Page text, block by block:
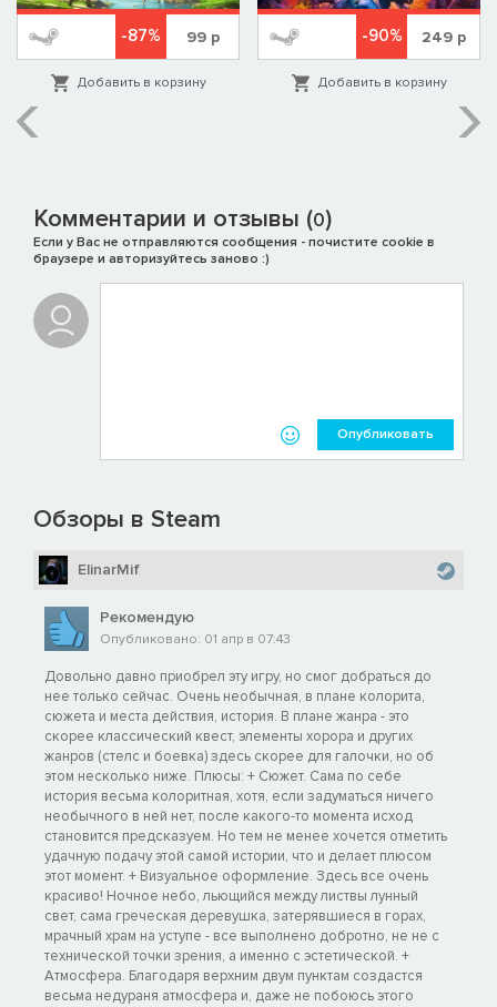
-87% 99р
Добавить в корзину
-90% 249р
Добавить в корзину
Комментарии и отзывы (0)
Если у Вас не отправляются сообщения - почистите cookie в
браузере и авторизуйтесь заново :)
Опубликовать
Обзоры в Steam
ElinarMif
Рекомендую
Опубликовано: 01 апр в 07:43
Довольно давно приобрел эту игру, но смог добраться до
нее только сейчас. Очень необычная, в плане колорита,
сюжета и места действия, история. В плане жанра - это
скорее классический квест, элементы хорора и других
жанров (стелс и боевка) здесь скорее для галочки, но об
этом несколько ниже. Плюсы: + Сюжет. Сама по себе
история весьма колоритная, хотя, если задуматься ничего
необычного в ней нет, после какого-то момента исход
становится предсказуем. Но тем не менее хочется отметить
удачную подачу этой самой истории, что и делает плюсом
этот момент. + Визуальное оформление. Здесь все очень
красиво! Ночное небо, льющийся между листвы лунный
свет, сама греческая деревушка, затерявшиеся в горах,
мрачный храм на уступе - все выполнено добротно, не не с
технической точки зрения, а именно с эстетической. +
Атмосфера. Благодаря верхним двум пунктам создастся
весьма недураня атмосфера и, даже не побоюсь этого